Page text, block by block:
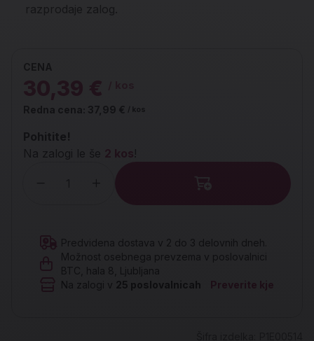
razprodaje zalog.
CENA
30,39 €
Redna cena: 37,99 € / kos
Pohitite!
Na zalogi le še 2 kos!
Predvidena dostava v 2 do 3 delovnih dneh.
Možnost osebnega prevzema v poslovalnici
BTC, hala 8, Ljubljana
Na zalogi v 25 poslovalnicah Preverite kje